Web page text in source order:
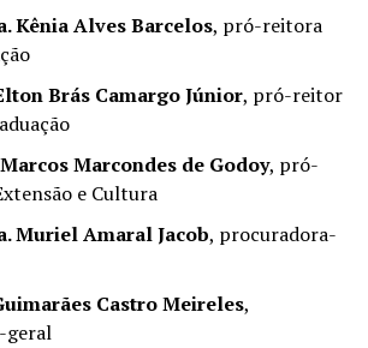
Kênia Alves Barcelos, pró-reitora
Brás Camargo Júnior, pró-reitor
Marcondes de Godoy, pró-
e Cultura
Muriel Amaral Jacob, procuradora-
Castro Meireles,
geral